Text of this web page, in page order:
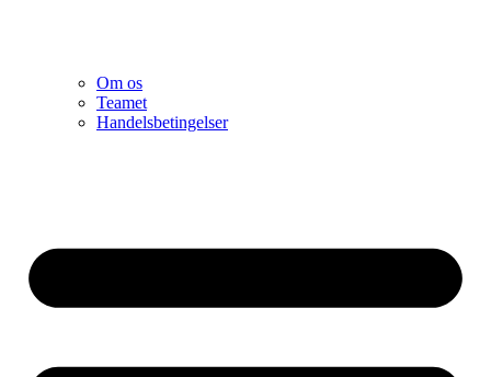
Om os
Teamet
Handelsbetingelser